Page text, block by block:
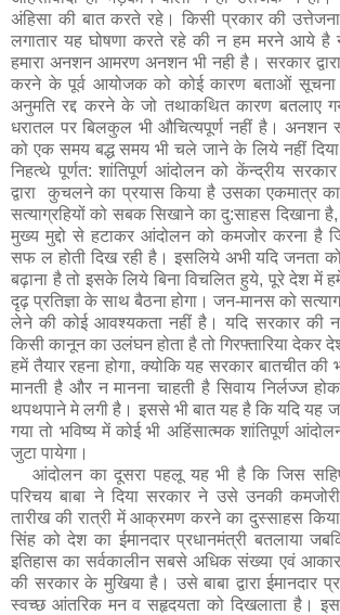
अंहिसा की बात करते रहे। किसी प्रकार की
लगातार यह घोषणा करते रहे की न हम मरने आये है
हमारा अनशन आमरण अनशन भी नही है। सरकार
करने के पूर्व आयोजक को कोई कारण बताओं सूचना
अनुमति रद्द करने के जो तथाकथित कारण बतलाए
धरातल पर बिलकुल भी औचित्यपूर्ण नहीं है।
को एक समय बद्ध समय भी चले जाने के लिये नहीं
निहत्थे पूर्णत: शांतिपूर्ण आंदोलन को केंन्द्रीय
द्वारा कुचलने का प्रयास किया है उसका एकमात्र
सत्याग्रहियों को सबक सिखाने का दु:साहस दिखाना
मुख्य मुद्दो से हटाकर आंदोलन को कमजोर करना है
सफ ल होती दिख रही है। इसलिये अभी यदि जनता
बढ़ाना है तो इसके लिये बिना विचलित हुये, पूरे देश में
दृढ़ प्रतिज्ञा के साथ बैठना होगा। जन-मानस को
लेने की कोई आवश्यकता नहीं है। यदि सरकार की
किसी कानून का उलंघन होता है तो गिरफ्तारिया
हमें तैयार रहना होगा, क्योकि यह सरकार बातचीत की
मानती है और न मानना चाहती है सिवाय निर्लज्ज
थपथपाने मे लगी है। इससे भी बात यह है कि यदि
गया तो भविष्य में कोई भी अहिंसात्मक शांतिपूर्ण
जुटा पायेगा।
आंदोलन का दूसरा पहलू यह भी है कि जिस
परिचय बाबा ने दिया सरकार ने उसे उनकी
तारीख की रात्री में आक्रमण करने का दुस्साहस
सिंह को देश का ईमानदार प्रधानमंत्री बतलाया
इतिहास का सर्वकालीन सबसे अधिक संख्या एवं आकार
की सरकार के मुखिया है। उसे बाबा द्वारा ईमानदार
स्वच्छ आंतरिक मन व सहृदयता को दिखलाता है। इसके